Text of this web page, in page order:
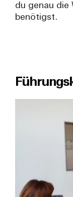
du genau die
benötigst.